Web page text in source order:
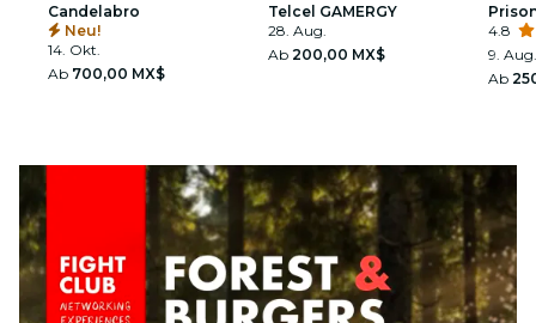
Candelabro
Neu!
14. Okt.
Ab 700,00 MX$
Telcel GAMERGY
28. Aug.
Ab 200,00 MX$
4.8
9.
Ab